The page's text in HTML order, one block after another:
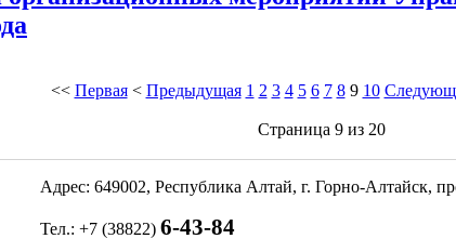
<< Первая< Предыдущая 1 2 3 4 5 6 7 8 9 10
Страница 9 из 20
Адрес: 649002, Республика Алтай, г. Горно-Алтайск,
Тел.: +7 (38822) 6-43-84